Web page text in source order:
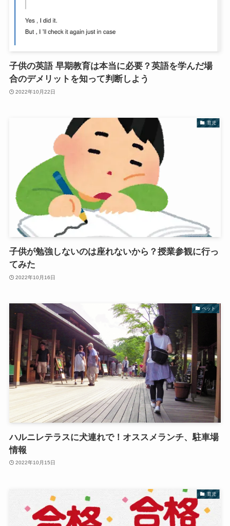
子供の英語 早期教育は本当に必要？英語を学んだ場
合のデメリットを知って判断しよう
2022年10月22日
育児
子供が勉強しないのは座れないから？授業参観に行っ
てみた
2022年10月16日
ペット
ハルニレテラスに犬連れで！オススメランチ、駐車場
情報
2022年10月15日
育児